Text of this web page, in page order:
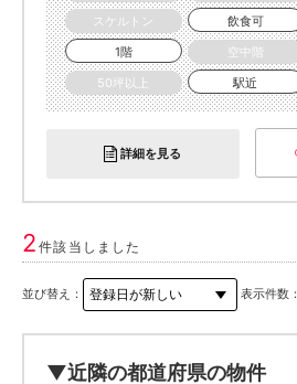
スケルトン
飲食可
1階
空中階
50坪以上
駅近
詳細を見る
2件該当しました
並び替え： 表示件数：
▼近隣の都道府県の物件